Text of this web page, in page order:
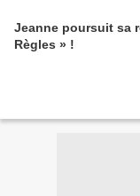
Jeanne poursuit sa
Règles » !